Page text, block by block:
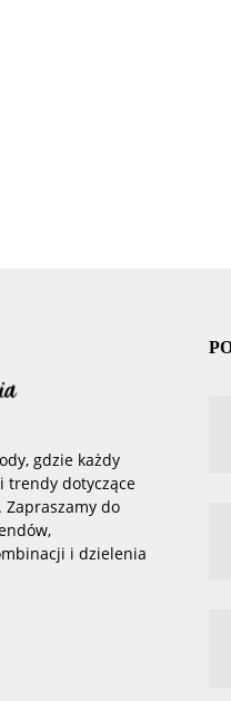
gdzie każdy
trendy dotyczące
do
i dzielenia